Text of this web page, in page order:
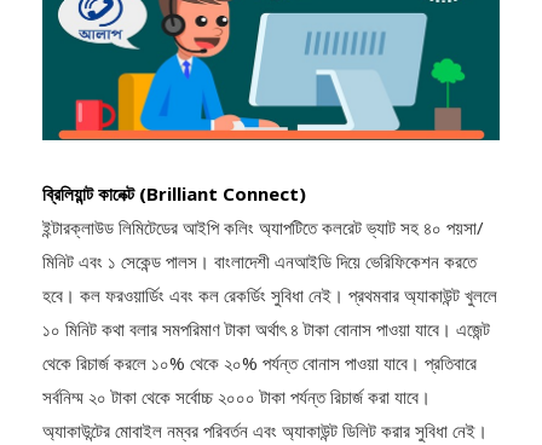
ব্রিলিয়ান্ট কানেক্ট (Brilliant Connect)
ইন্টারক্লাউড লিমিটেডের আইপি কলিং অ্যাপটিতে কলরেট ভ্যাট সহ ৪০ পয়সা/
মিনিট এবং ১ সেকেন্ড পালস। বাংলাদেশী এনআইডি দিয়ে ভেরিফিকেশন করতে
হবে। কল ফরওয়ার্ডিং এবং কল রেকর্ডিং সুবিধা নেই। প্রথমবার অ্যাকাউন্ট খুললে
১০ মিনিট কথা বলার সমপরিমাণ টাকা অর্থাৎ ৪ টাকা বোনাস পাওয়া যাবে। এজেন্ট
থেকে রিচার্জ করলে ১০% থেকে ২০% পর্যন্ত বোনাস পাওয়া যাবে। প্রতিবারে
সর্বনিম্ম ২০ টাকা থেকে সর্বোচ্চ ২০০০ টাকা পর্যন্ত রিচার্জ করা যাবে।
অ্যাকাউন্টের মোবাইল নম্বর পরিবর্তন এবং অ্যাকাউন্ট ডিলিট করার সুবিধা নেই।